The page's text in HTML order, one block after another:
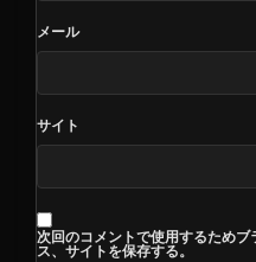
メール
サイト
次回のコメントで使用するため
ス、サイトを保存する。